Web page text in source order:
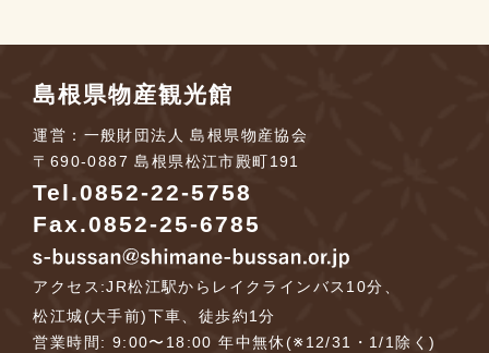
島根県物産観光館
運営：一般財団法人 島根県物産協会
〒690-0887 島根県松江市殿町191
Tel.0852-22-5758
Fax.0852-25-6785
アクセス:JR松江駅からレイクラインバス10分、
松江城(大手前)下車、徒歩約1分
営業時間: 9:00〜18:00 年中無休(※12/31・1/1除く)